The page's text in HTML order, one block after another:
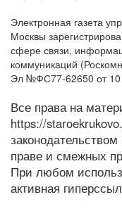
Электронная газета
Москвы
сфере связи,
коммуникаций
Эл №ФС77-62650 от 10
Все права на
https://
праве и смежных
При любом
активная